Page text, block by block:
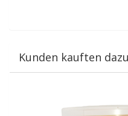
Kunden kauften